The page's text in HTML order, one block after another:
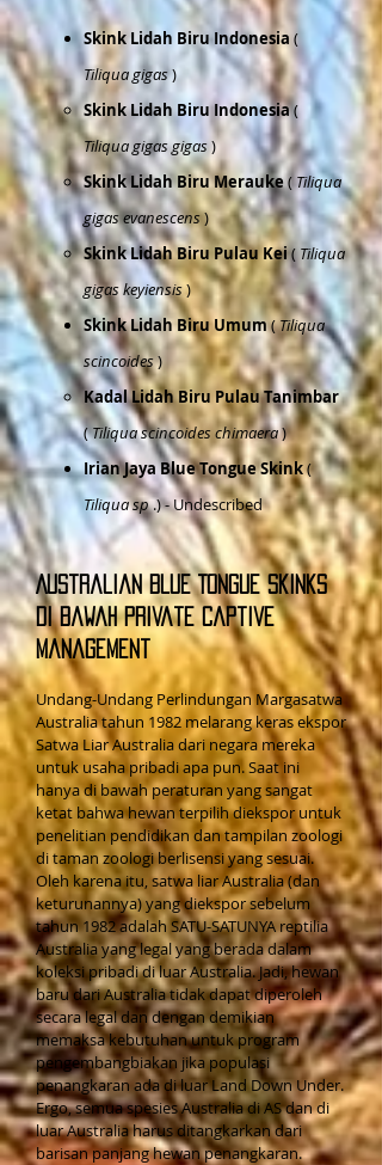
Skink Lidah Biru Indonesia (
Tiliqua gigas)
Skink Lidah Biru Indonesia(
Tiliqua gigas gigas)
Skink Lidah Biru Merauke( Tiliqua
gigas evanescens)
Skink Lidah Biru Pulau Kei(Tiliqua
gigas keyiensis)
Skink Lidah Biru Umum(Tiliqua
scincoides)
Kadal Lidah Biru Pulau Tanimbar
(Tiliqua scincoides chimaera)
Irian Jaya Blue Tongue Skink(
Tiliqua sp.) - Undescribed
Australian Blue Tongue Skinks
di bawah Private Captive
Management
Undang-Undang Perlindungan Margasatwa
Australia tahun 1982 melarang keras ekspor
Satwa Liar Australia dari negara mereka
untuk usaha pribadi apa pun. Saat ini
hanya di bawah peraturan yang sangat
ketat bahwa hewan terpilih diekspor untuk
penelitian pendidikan dan tampilan zoologi
di taman zoologi berlisensi yang sesuai.
Oleh karena itu, satwa liar Australia (dan
keturunannya) yang diekspor sebelum
tahun 1982 adalah SATU-SATUNYA reptilia
Australia yang legal yang berada dalam
koleksi pribadi di luar Australia. Jadi, hewan
baru dari Australia tidak dapat diperoleh
secara legal dan dengan demikian
memaksa kebutuhan untuk program
pengembangbiakan jika populasi
penangkaran ada di luar Land Down Under.
Ergo, semua spesies Australia di AS dan di
luar Australia harus ditangkarkan dari
barisan panjang hewan penangkaran.